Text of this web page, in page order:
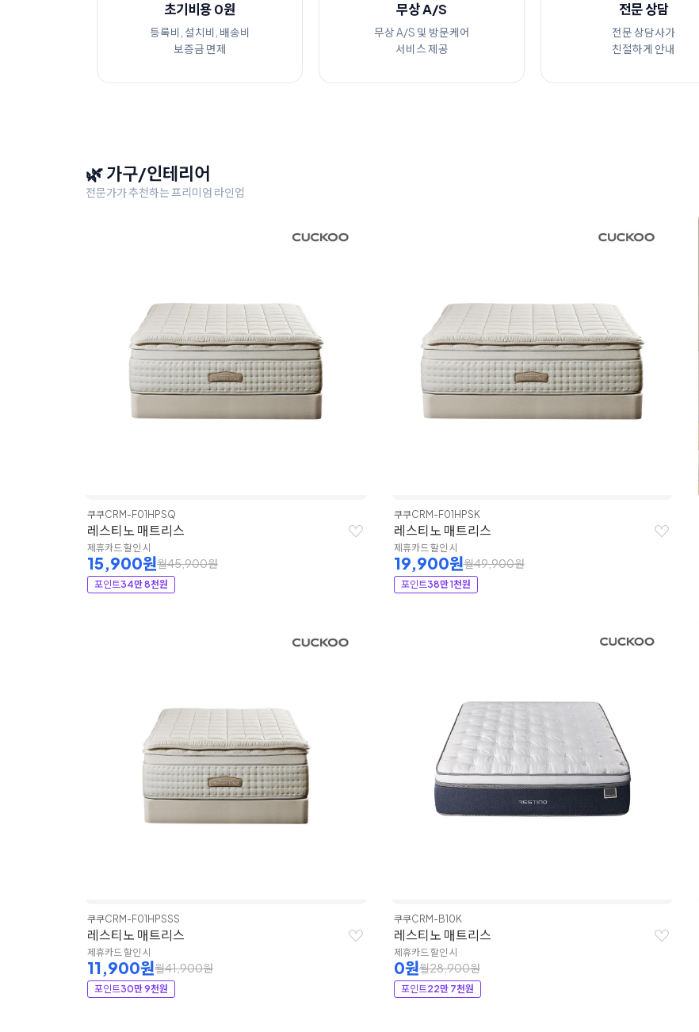
초기비용 0원
등록비, 설치비, 배송비
보증금 면제
무상 A/S
무상 A/S 및 방문케어
서비스 제공
전문 상담
전문 상담사가
친절하게 안내
🌿 가구/인테리어
전문가가 추천하는 프리미엄 라인업
쿠쿠CRM-F01HPSQ
레스티노 매트리스
제휴카드 할인 시
15,900원월45,900원
포인트34만 8천원
쿠쿠CRM-F01HPSK
레스티노 매트리스
제휴카드 할인 시
19,900원월49,900원
포인트38만 1천원
쿠쿠CRM-F01HPSSS
레스티노 매트리스
제휴카드 할인 시
11,900원월41,900원
포인트30만 9천원
쿠쿠CRM-B10K
레스티노 매트리스
제휴카드 할인 시
0원월28,900원
포인트22만 7천원